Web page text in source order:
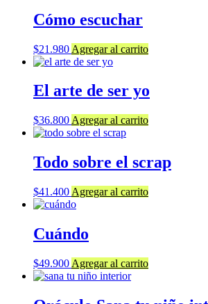
Cómo escuchar
$21.980 Agregar al carrito
El arte de ser yo
$36.800 Agregar al carrito
Todo sobre el scrap
$41.400 Agregar al carrito
Cuándo
$49.900 Agregar al carrito